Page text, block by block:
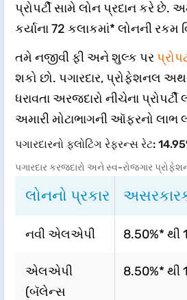
પ્રોપર્ટી સામે લોન પ્રદાન કરે છે.
કર્યાના 72 કલાકમાં* લોનની રકમ
તમે નજીવી ફી અને શુલ્ક પર
શકો છો. પગારદાર, પ્રોફેશનલ
ધરાવતા અરજદારો નીચેના
અમારી મોટાભાગની ઑફરનો
પગારદારનો ફ્લોટિંગ રેફરન્સ રેટ:
પગારદાર કરજદારો અને સ્વ-રોજગાર
લોનનો પ્રકાર
નવી એલએપી 8.50%* થી
એલએપી
(બૅલેન્સ
8.50%* થી